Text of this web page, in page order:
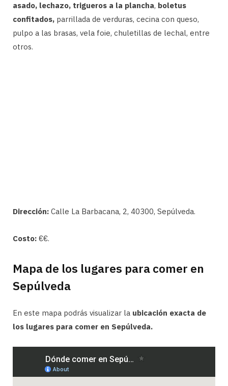
asado, lechazo, trigueros a la plancha, boletus
confitados, parrillada de verduras, cecina con queso,
pulpo a las brasas, vela foie, chuletillas de lechal, entre
otros.
Dirección: Calle La Barbacana, 2, 40300, Sepúlveda.
Costo: €€.
Mapa de los lugares para comer en
Sepúlveda
En este mapa podrás visualizar la ubicación exacta de
los lugares para comer en Sepúlveda.